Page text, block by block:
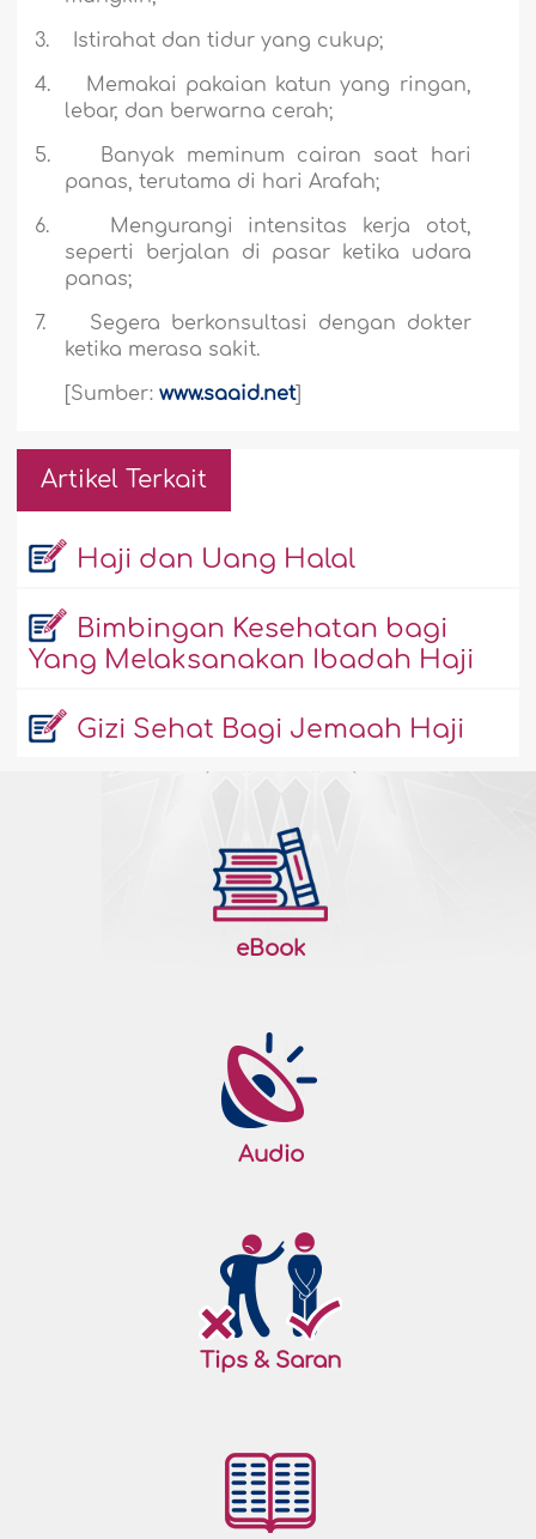
3. Istirahat dan tidur yang cukup;
4.
Memakai pakaian katun yang ringan,
lebar, dan berwarna cerah;
5.
Banyak meminum cairan saat hari
panas, terutama di hari Arafah;
6.
Mengurangi intensitas kerja otot,
seperti berjalan di pasar ketika udara
panas;
7.
Segera berkonsultasi dengan dokter
ketika merasa sakit.
[Sumber:www.saaid.net]
Artikel Terkait
Haji dan Uang Halal
Bimbingan Kesehatan bagi
Yang Melaksanakan Ibadah Haji
Gizi Sehat Bagi Jemaah Haji
eBook
Audio
Tips & Saran